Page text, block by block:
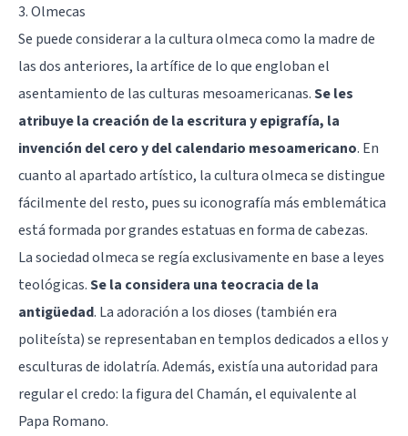
3. Olmecas
Se puede considerar a la cultura olmeca como la madre de
las dos anteriores, la artífice de lo que engloban el
asentamiento de las culturas mesoamericanas.Se les
atribuye la creación de la escritura y epigrafía, la
invención del cero y del calendario mesoamericano. En
cuanto al apartado artístico, la cultura olmeca se distingue
fácilmente del resto, pues su iconografía más emblemática
está formada por grandes estatuas en forma de cabezas.
La sociedad olmeca se regía exclusivamente en base a leyes
teológicas.Se la considera una teocracia de la
antigüedad. La adoración a los dioses (también era
politeísta) se representaban en templos dedicados a ellos y
esculturas de idolatría. Además, existía una autoridad para
regular el credo: la figura del Chamán, el equivalente al
Papa Romano.